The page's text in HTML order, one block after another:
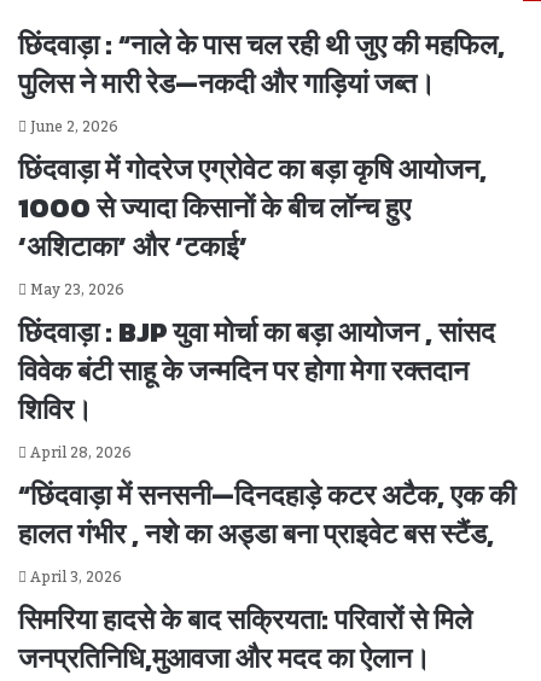
छिंदवाड़ा : “नाले के पास चल रही थी जुए की महफिल,
पुलिस ने मारी रेड—नकदी और गाड़ियां जब्त।
June 2, 2026
छिंदवाड़ा में गोदरेज एग्रोवेट का बड़ा कृषि आयोजन,
1000 से ज्यादा किसानों के बीच लॉन्च हुए
‘अशिटाका’ और ‘टकाई’
May 23, 2026
छिंदवाड़ा : BJP युवा मोर्चा का बड़ा आयोजन , सांसद
विवेक बंटी साहू के जन्मदिन पर होगा मेगा रक्तदान
शिविर।
April 28, 2026
“छिंदवाड़ा में सनसनी—दिनदहाड़े कटर अटैक, एक की
हालत गंभीर , नशे का अड्डा बना प्राइवेट बस स्टैंड,
April 3, 2026
सिमरिया हादसे के बाद सक्रियता: परिवारों से मिले
जनप्रतिनिधि,मुआवजा और मदद का ऐलान।